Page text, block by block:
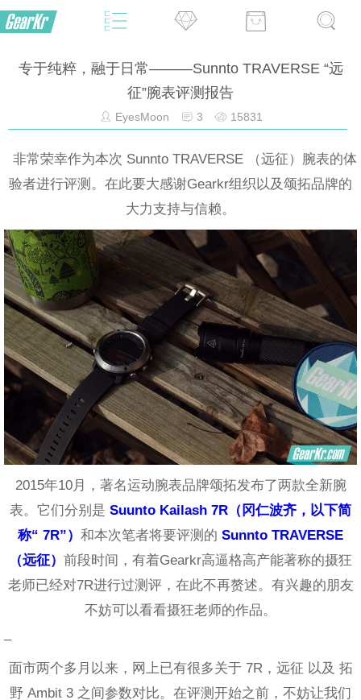
专于纯粹，融于日常———Sunnto TRAVERSE “远
征”腕表评测报告
EyesMoon 3 15831
非常荣幸作为本次 Sunnto TRAVERSE （远征）腕表的体
验者进行评测。在此要大感谢Gearkr组织以及颂拓品牌的
大力支持与信赖。
2015年10月，著名运动腕表品牌颂拓发布了两款全新腕
表。它们分别是 Suunto Kailash 7R（冈仁波齐，以下简
称“ 7R”） 和本次笔者将要评测的 Sunnto TRAVERSE
（远征） 前段时间，有着Gearkr高逼格高产能著称的摄狂
老师已经对7R进行过测评，在此不再赘述。有兴趣的朋友
不妨可以看看摄狂老师的作品。
–
面市两个多月以来，网上已有很多关于 7R，远征 以及 拓
野 Ambit 3 之间参数对比。在评测开始之前，不妨让我们